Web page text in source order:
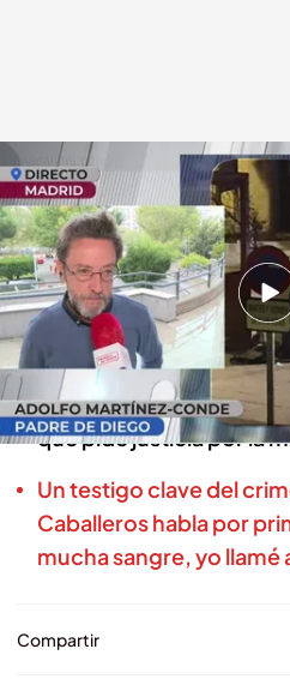
Adolfo, padre de la víctima.cuatro.com
En boca de todos
09 OCT 2024 - 14:05h.
Juicio al guardia civil
un brote psicótico
Hablamos con el padre
que pide justicia por la
Un testigo clave del
Caballeros habla por
mucha sangre, yo llamé
Compartir